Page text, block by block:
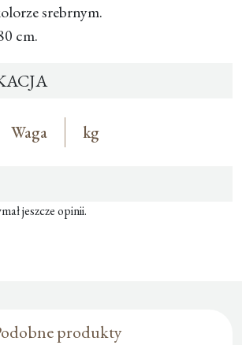
srebrnym.
cm.
Waga kg
jeszcze opinii.
produkty